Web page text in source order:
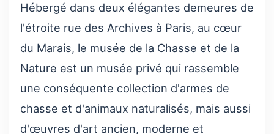
Hébergé dans deux élégantes demeures de
l'étroite rue des Archives à Paris, au cœur
du Marais, le musée de la Chasse et de la
Nature est un musée privé qui rassemble
une conséquente collection d'armes de
chasse et d'animaux naturalisés, mais aussi
d'œuvres d'art ancien, moderne et